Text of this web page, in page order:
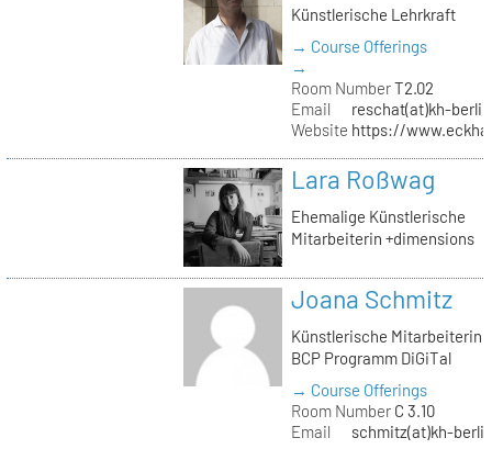
Künstlerische Lehrkraft
→ Course Offerings
→
Room NumberT2.02
Email
reschat(at)kh-
Website https://
Lara Roßwag
Ehemalige Künstlerische
Mitarbeiterin +dimensions
Joana Schmitz
Künstlerische Mitarbeiterin
BCP Programm DiGiTal
→ Course Offerings
Room NumberC 3.10
Email
schmitz(at)kh-